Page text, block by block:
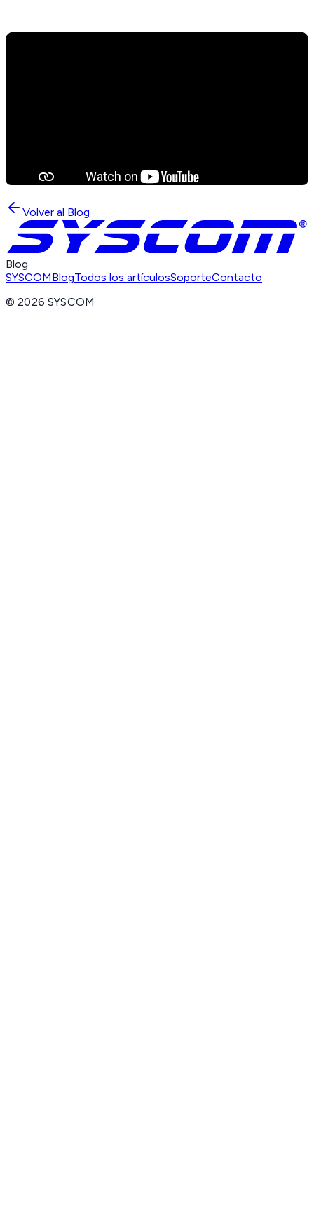
Volver al Blog
Blog
SYSCOMBlogTodos los artículosSoporteContacto
©2026 SYSCOM